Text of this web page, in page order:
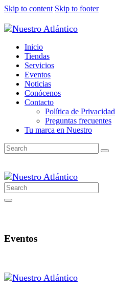
Skip to content Skip to footer
Inicio
Tiendas
Servicios
Eventos
Noticias
Conócenos
Contacto
Política de Privacidad
Preguntas frecuentes
Tu marca en Nuestro
Eventos